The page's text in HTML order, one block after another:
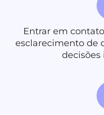
Entrar em
esclarecimento de